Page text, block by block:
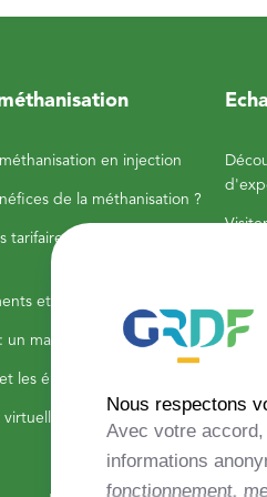
en injection
de la méthanisation ?
tarifaires pour la vente du
et rentabilité attendre ?
un marché dynamique
les énergies renouvelables
virtuellement des sites de
Nous respectons
Avec votre
informations
fonctionnement,